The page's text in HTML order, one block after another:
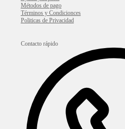
Métodos de pago
Términos y Condicionces
Politicas de Privacidad
Contacto rápido